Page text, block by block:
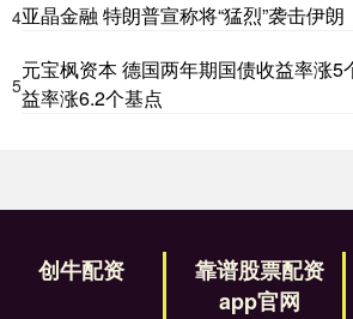
4亚晶金融 特朗普宣称将“猛烈”袭击伊
5
元宝枫资本 德国两年期国债收益率涨5
益率涨6.2个基点
创牛配资
靠谱股票配资
app官网